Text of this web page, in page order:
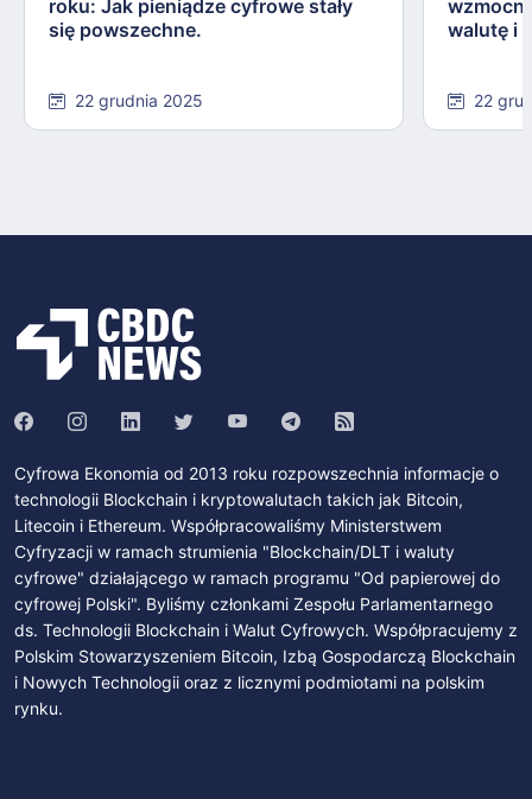
roku: Jak pieniądze cyfrowe stały
się powszechne.
22 grudnia 2025
walutę i
22
Cyfrowa Ekonomia od 2013 roku rozpowszechnia informacje o
technologii Blockchain i kryptowalutach takich jak Bitcoin,
Litecoin i Ethereum. Współpracowaliśmy Ministerstwem
Cyfryzacji w ramach strumienia "Blockchain/DLT i waluty
cyfrowe" działającego w ramach programu "Od papierowej do
cyfrowej Polski". Byliśmy członkami Zespołu Parlamentarnego
ds. Technologii Blockchain i Walut Cyfrowych. Współpracujemy z
Polskim Stowarzyszeniem Bitcoin, Izbą Gospodarczą Blockchain
i Nowych Technologii oraz z licznymi podmiotami na polskim
rynku.